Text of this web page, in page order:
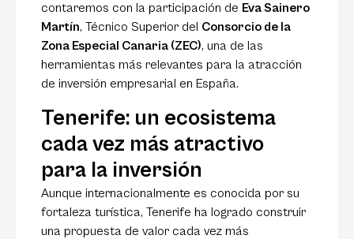
contaremos con la participación de Eva Sainero
Martín, Técnico Superior del Consorcio de la
Zona Especial Canaria (ZEC), una de las
herramientas más relevantes para la atracción
de inversión empresarial en España.
Tenerife: un ecosistema
cada vez más atractivo
para la inversión
Aunque internacionalmente es conocida por su
fortaleza turística, Tenerife ha logrado construir
una propuesta de valor cada vez más